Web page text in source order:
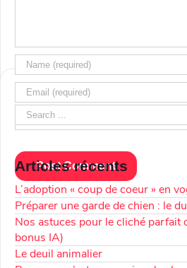
Articles récents
L’adoption « coup de coeur » en
Préparer une garde de chien : le
Nos astuces pour le cliché parfait
bonus IA)
Le deuil animalier